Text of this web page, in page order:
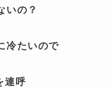
いの？
冷たいので
連呼